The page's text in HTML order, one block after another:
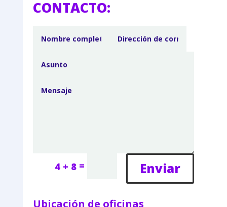
CONTACTO:
4 + 8 = Enviar
Ubicación de oficinas